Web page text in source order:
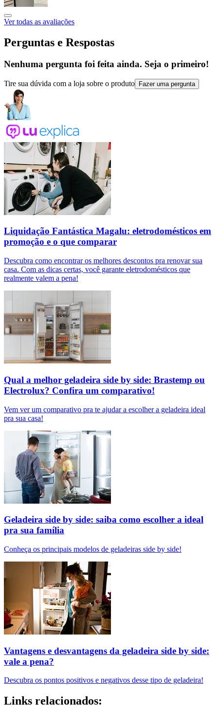
Ver todas as avaliações
Perguntas e Respostas
Nenhuma pergunta foi feita ainda. Seja o primeiro!
Tire sua dúvida com a loja sobre o produto Fazer uma pergunta
Liquidação Fantástica Magalu: eletrodomésticos em
promoção e o que comparar
Descubra como encontrar os melhores descontos pra renovar sua
casa. Com as dicas certas, você garante eletrodomésticos que
realmente valem a pena!
Qual a melhor geladeira side by side: Brastemp ou
Electrolux​? Confira um comparativo!
Vem ver um comparativo pra te ajudar a escolher a geladeira ideal
pra sua casa!
Geladeira side by side: saiba como escolher a ideal
pra sua família
Conheça os principais modelos de geladeiras side by side!
Vantagens e desvantagens da geladeira side by side:
vale a pena?
Descubra os pontos positivos e negativos desse tipo de geladeira!
Links relacionados: